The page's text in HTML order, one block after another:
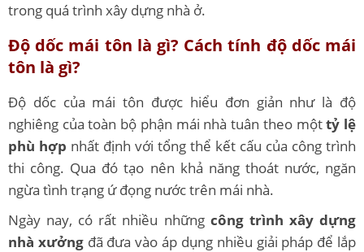
trong quá trình xây dựng nhà ở.
Độ dốc mái tôn là gì? Cách tính độ dốc mái
tôn là gì?
Độ dốc của mái tôn được hiểu đơn giản như là độ
nghiêng của toàn bộ phận mái nhà tuân theo mộttỷ lệ
phù hợp nhất định với tổng thể kết cấu của công trình
thi công. Qua đó tạo nên khả năng thoát nước, ngăn
ngừa tình trạng ứ đọng nước trên mái nhà.
Ngày nay, có rất nhiều những công trình xây dựng
nhà xưởngđã đưa vào áp dụng nhiều giải pháp để lắp